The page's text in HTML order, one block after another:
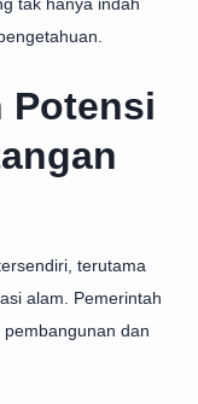
Potensi
terutama
alam. Pemerintah
dan